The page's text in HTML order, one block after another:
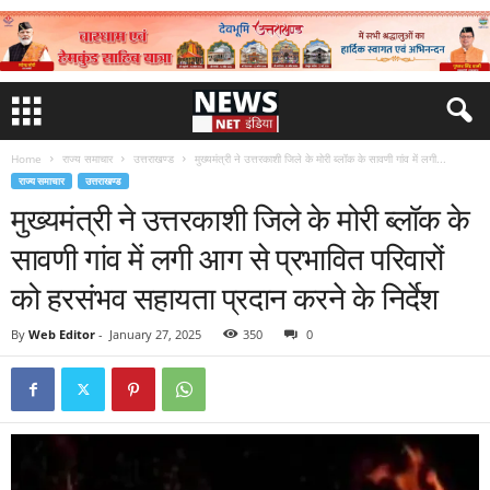
Home राज्य समाचार उत्तराखण्ड मुख्यमंत्री ने उत्तरकाशी जिले के मोरी ब्लॉक के सावणी गांव में लगी...
राज्य समाचार उत्तराखण्ड
मुख्यमंत्री ने उत्तरकाशी जिले के मोरी ब्लॉक के
सावणी गांव में लगी आग से प्रभावित परिवारों
को हरसंभव सहायता प्रदान करने के निर्देश
By Web Editor - January 27, 2025 350 0